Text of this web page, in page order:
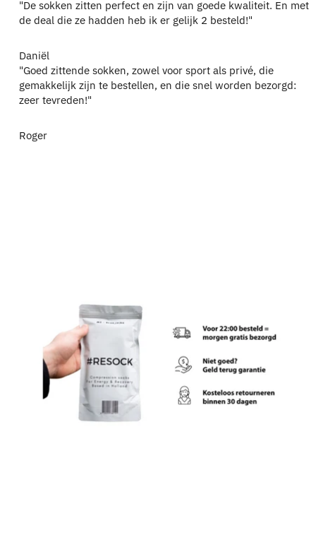
"De sokken zitten perfect en zijn van goede kwaliteit. En met
de deal die ze hadden heb ik er gelijk 2 besteld!"
Daniël
"Goed zittende sokken, zowel voor sport als privé, die
gemakkelijk zijn te bestellen, en die snel worden bezorgd:
zeer tevreden!"
Roger